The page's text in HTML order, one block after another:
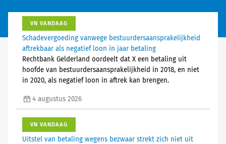
VN VANDAAG
Schadevergoeding vanwege bestuurdersaansprakelijkheid
aftrekbaar als negatief loon in jaar betaling
Rechtbank Gelderland oordeelt dat X een betaling uit
hoofde van bestuurdersaansprakelijkheid in 2018, en niet
in 2020, als negatief loon in aftrek kan brengen.
4 augustus 2026
VN VANDAAG
Uitstel van betaling wegens bezwaar strekt zich niet uit